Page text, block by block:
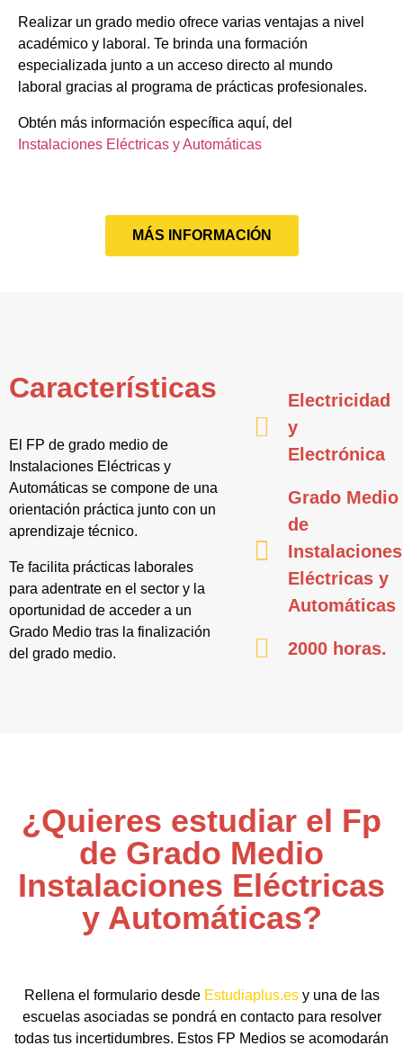
Realizar un grado medio ofrece varias ventajas a nivel
académico y laboral. Te brinda una formación
especializada junto a un acceso directo al mundo
laboral gracias al programa de prácticas profesionales.
Obtén más información específica aquí, del
Instalaciones Eléctricas y Automáticas
MÁS INFORMACIÓN
Características
El FP de grado medio de
Instalaciones Eléctricas y
Automáticas se compone de una
orientación práctica junto con un
aprendizaje técnico.
Te facilita prácticas laborales
para adentrate en el sector y la
oportunidad de acceder a un
Grado Medio tras la finalización
del grado medio.
Electricidad
y
Electrónica
Grado Medio
de
Instalaciones
Eléctricas y
Automáticas
2000 horas.
¿Quieres estudiar el Fp
de Grado Medio
Instalaciones Eléctricas
y Automáticas?
Rellena el formulario desde Estudiaplus.esy una de las
escuelas asociadas se pondrá en contacto para resolver
todas tus incertidumbres. Estos FP Medios se acomodarán